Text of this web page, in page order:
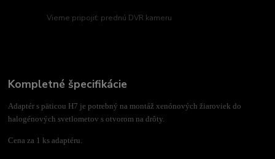
Vieme pripojiť: prednú DVR kameru
Kompletné špecifikácie
Adaptér s päticou H7 je potrebný na montáž xenónových žiaroviek do
halogénových svetlometov s otvorom na drôty.
Cena za 1 ks adaptéru.